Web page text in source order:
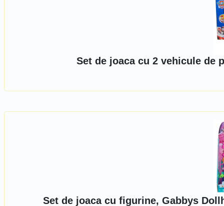
Set de joaca cu 2 vehicule de
Set de joaca cu figurine, Gabbys